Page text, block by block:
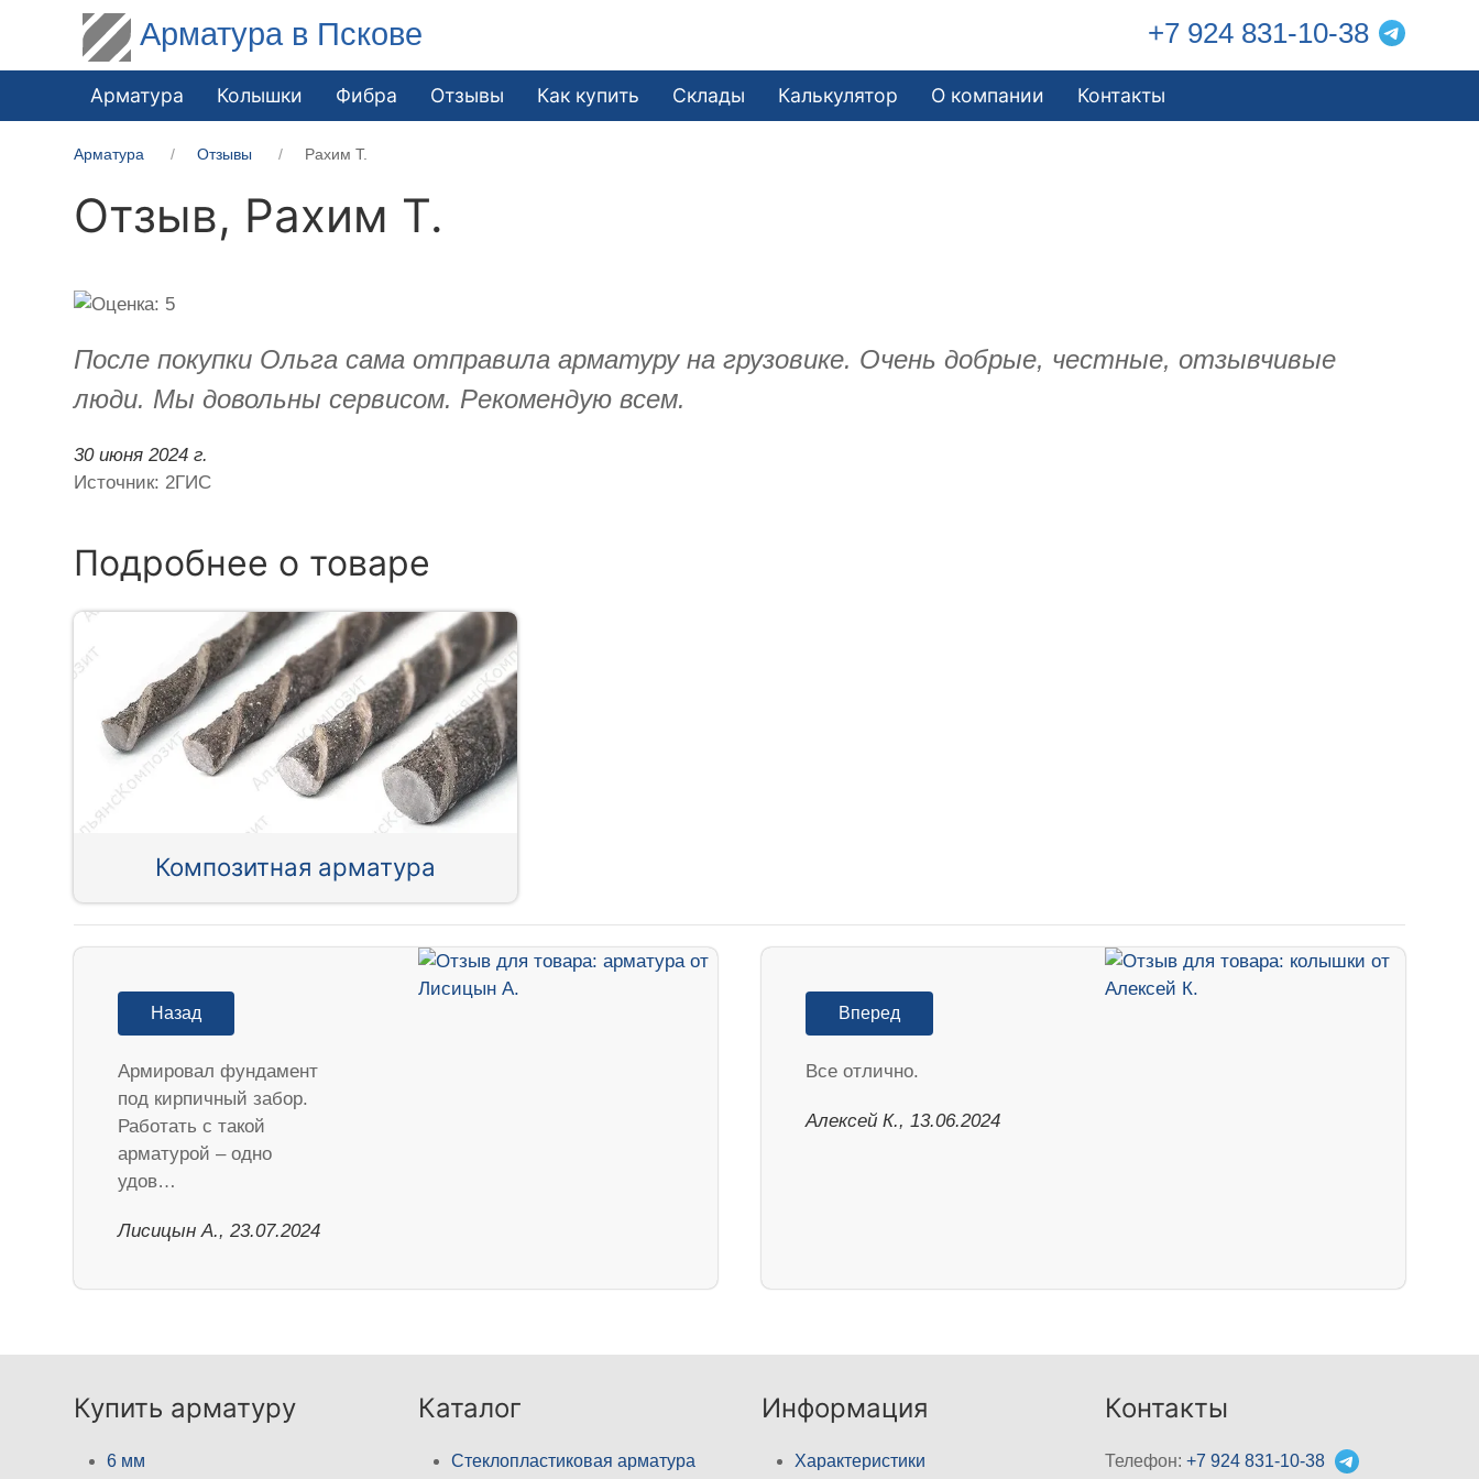
Арматура в Пскове +7 924 831-10-38
Арматура Колышки Фибра Отзывы Как купить Склады Калькулятор О компании Контакты
Арматура Отзывы Рахим Т.
Отзыв, Рахим Т.
После покупки Ольга сама отправила арматуру на грузовике. Очень добрые, честные, отзывчивые
люди. Мы довольны сервисом. Рекомендую всем.
30 июня 2024 г.
Источник: 2ГИС
Подробнее о товаре
Композитная арматура
Назад
Армировал фундамент
под кирпичный забор.
Работать с такой
арматурой – одно
удов…
Лисицын А., 23.07.2024
Вперед
Все отлично.
Алексей К., 13.06.2024
Купить арматуру
6 мм
Каталог
Стеклопластиковая арматура
Информация
Характеристики
Контакты
Телефон:+7 924 831-10-38